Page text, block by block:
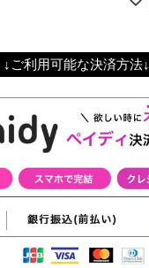
↓ご利用可能な決済方法↓